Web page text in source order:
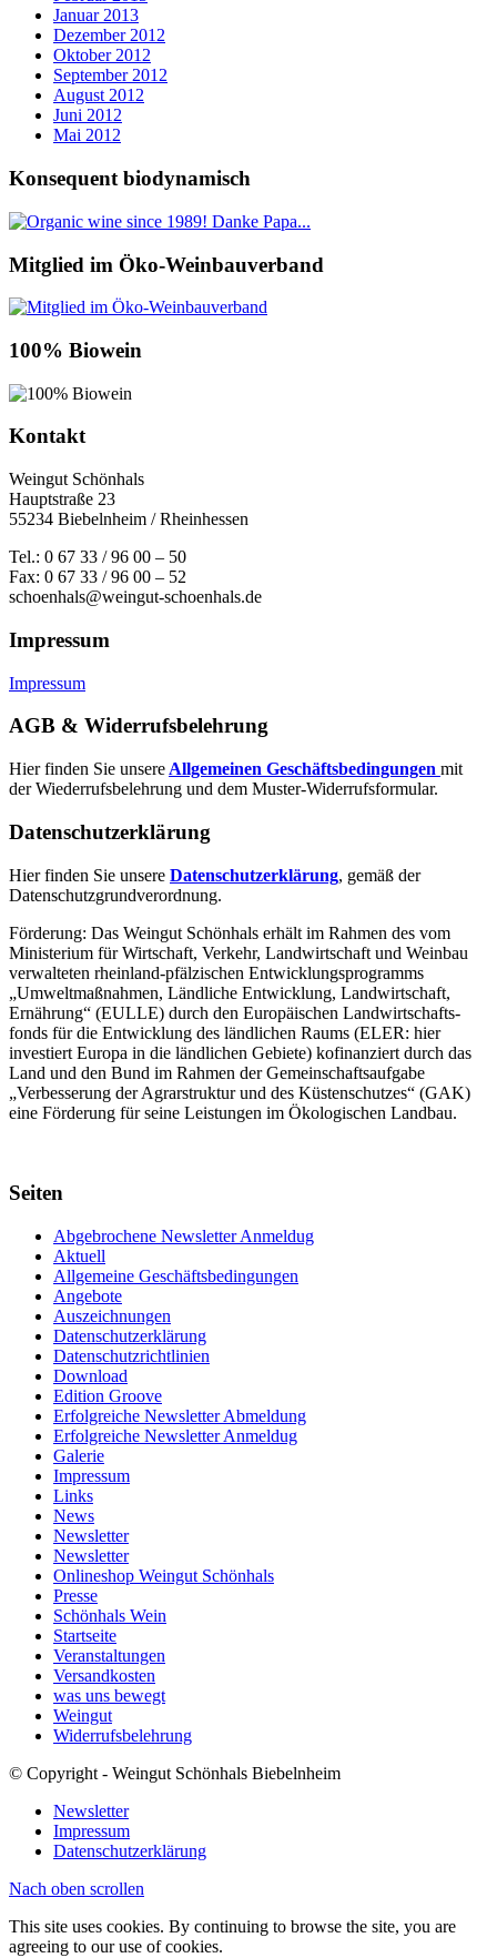
Januar 2013
Dezember 2012
Oktober 2012
September 2012
August 2012
Juni 2012
Mai 2012
Konsequent biodynamisch
Mitglied im Öko-Weinbauverband
100% Biowein
Kontakt
Weingut Schönhals
Hauptstraße 23
55234 Biebelnheim / Rheinhessen
Tel.: 0 67 33 / 96 00 – 50
Fax: 0 67 33 / 96 00 – 52
schoenhals@weingut-schoenhals.de
Impressum
Impressum
AGB & Widerrufsbelehrung
Hier finden Sie unsere Allgemeinen Geschäftsbedingungen mit
der Wiederrufsbelehrung und dem Muster-Widerrufsformular.
Datenschutzerklärung
Hier finden Sie unsere Datenschutzerklärung, gemäß der
Datenschutzgrundverordnung.
Förderung: Das Weingut Schönhals erhält im Rahmen des vom
Minis­terium für Wirtschaft, Verkehr, Land­wirt­schaft und Weinbau
verwal­teten rhein­land-pfälzischen Entwick­lungs­programms
„Umwelt­maßnahmen, Länd­liche Entwick­lung, Landwirt­schaft,
Ernährung“ (EULLE) durch den Euro­päischen Land­wirtschafts­
fonds für die Entwick­lung des länd­lichen Raums (ELER: hier
investiert Europa in die ländlichen Gebiete) kofinanziert durch das
Land und den Bund im Rahmen der Gemein­schafts­aufgabe
„Verbes­serung der Agrar­struktur und des Küsten­schutzes“ (GAK)
eine Förderung für seine Leis­tungen im Ökolo­gischen Landbau.
Seiten
Abgebrochene Newsletter Anmeldug
Aktuell
Allgemeine Geschäftsbedingungen
Angebote
Auszeichnungen
Datenschutzerklärung
Datenschutzrichtlinien
Download
Edition Groove
Erfolgreiche Newsletter Abmeldung
Erfolgreiche Newsletter Anmeldug
Galerie
Impressum
Links
News
Newsletter
Newsletter
Onlineshop Weingut Schönhals
Presse
Schönhals Wein
Startseite
Veranstaltungen
Versandkosten
was uns bewegt
Weingut
Widerrufsbelehrung
© Copyright - Weingut Schönhals Biebelnheim
Newsletter
Impressum
Datenschutzerklärung
Nach oben scrollen
This site uses cookies. By continuing to browse the site, you are
agreeing to our use of cookies.